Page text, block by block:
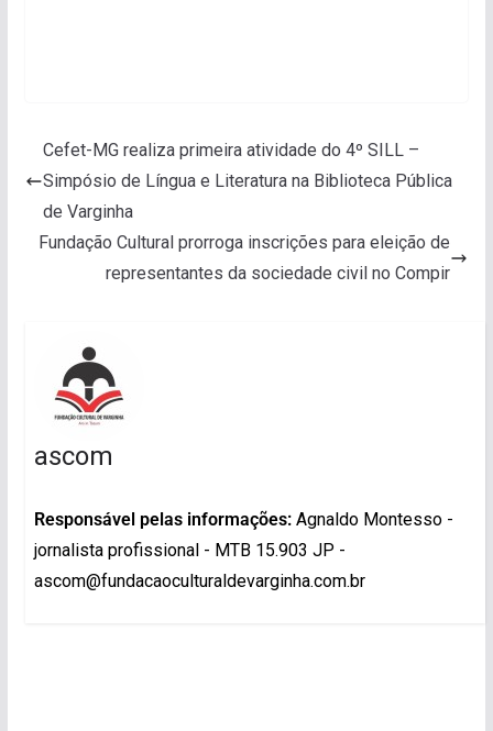
Cefet-MG realiza primeira atividade do 4º SILL –
Simpósio de Língua e Literatura na Biblioteca Pública
de Varginha
Fundação Cultural prorroga inscrições para eleição de
representantes da sociedade civil no Compir
ascom
Responsável pelas informações:Agnaldo Montesso -
jornalista profissional - MTB 15.903 JP -
ascom@fundacaoculturaldevarginha.com.br